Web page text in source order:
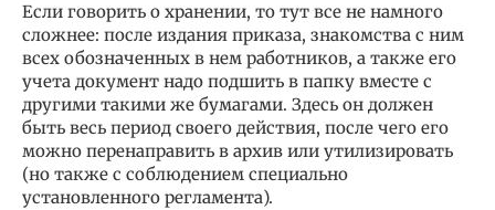
Если говорить о хранении, то тут все не намного
сложнее: после издания приказа, знакомства с ним
всех обозначенных в нем работников, а также его
учета документ надо подшить в папку вместе с
другими такими же бумагами. Здесь он должен
быть весь период своего действия, после чего его
можно перенаправить в архив или утилизировать
(но также с соблюдением специально
установленного регламента).